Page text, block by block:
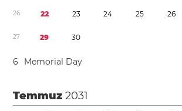
26 22 23 24 25 26
27 29 30
6 Memorial Day
Temmuz2031